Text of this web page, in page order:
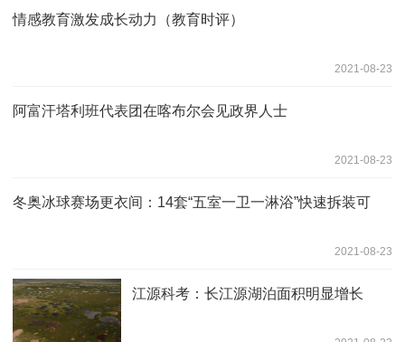
情感教育激发成长动力（教育时评）
2021-08-23
阿富汗塔利班代表团在喀布尔会见政界人士
2021-08-23
冬奥冰球赛场更衣间：14套“五室一卫一淋浴”快速拆装可
2021-08-23
江源科考：长江源湖泊面积明显增长